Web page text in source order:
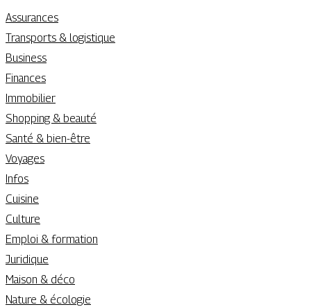
Assurances
Transports & logistique
Business
Finances
Immobilier
Shopping & beauté
Santé & bien-être
Voyages
Infos
Cuisine
Culture
Emploi & formation
Juridique
Maison & déco
Nature & écologie